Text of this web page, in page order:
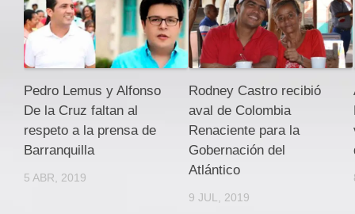
Pedro Lemus y Alfonso
De la Cruz faltan al
respeto a la prensa de
Barranquilla
5 ABR, 2019
Rodney Castro recibió
aval de Colombia
Renaciente para la
Gobernación del
Atlántico
9 JUL, 2019